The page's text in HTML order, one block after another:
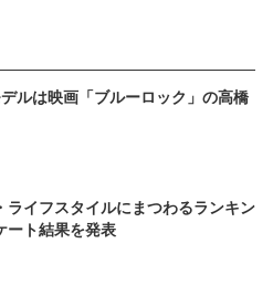
ルは映画「ブルーロック」の高橋
ライフスタイルにまつわるランキン
ート結果を発表